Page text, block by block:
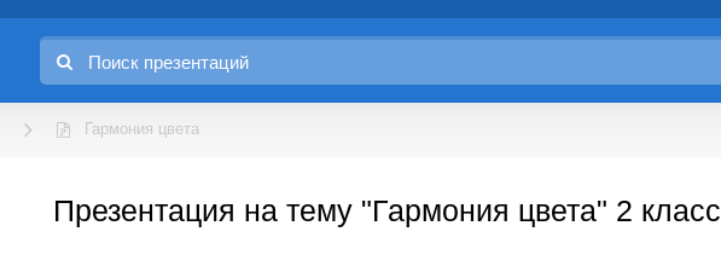
Гармония цвета
Презентация на тему "Гармония цвета" 2 класс